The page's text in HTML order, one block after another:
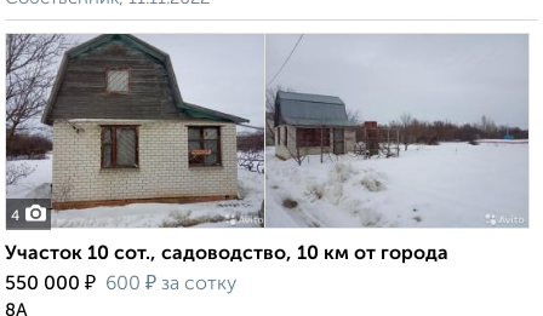
4
Участок 10 сот., садоводство, 10 км от города
550 000 ₽ 600 ₽ за сотку
8А